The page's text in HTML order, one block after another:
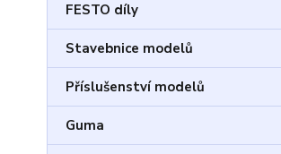
FESTO díly
Stavebnice modelů
Příslušenství modelů
Guma